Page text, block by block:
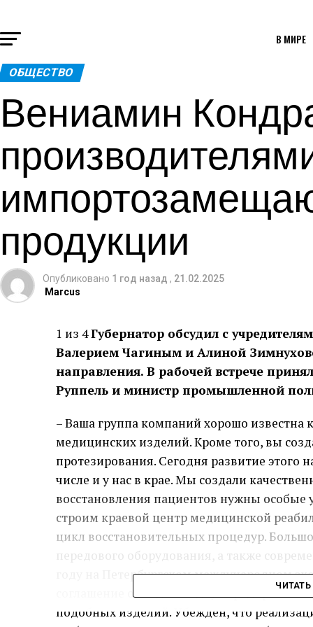
В МИРЕ
ОБЩЕСТВО
Вениамин
продукции
Опубликовано 1 год назад , 21.02.2025
Marcus
1 из 4Губернатор обсудил с
Валерием Чагиным и Алиной
направления. В рабочей встрече
Руппель и министр промышленной
– Ваша группа компаний хорошо известна
медицинских изделий. Кроме того, вы
протезирования. Сегодня развитие этого
числе и у нас в крае. Мы создали
восстановления пациентов нужны особые
строим краевой центр медицинской
цикл восстановительных процедур.
передового оборудования, а также
году на Петербургском международном
соглашение о создании двух
подобных изделий. Убежден, что